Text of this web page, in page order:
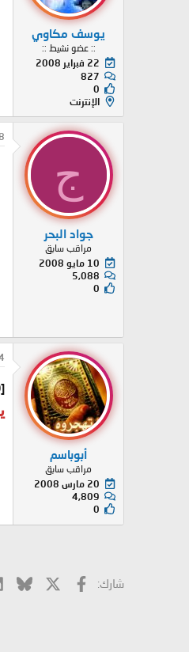
يوسف مكاوي
:: عضو نشيط ::
22 فبراير 2008
827
0
الإنترنت
ج
جواد البحر
مراقب سابق
10 مايو 2008
5,088
0
28
أبوباسم
مراقب سابق
20 مارس 2008
4,809
0
4
[frame="7 80"]
شارك: فيسبوك